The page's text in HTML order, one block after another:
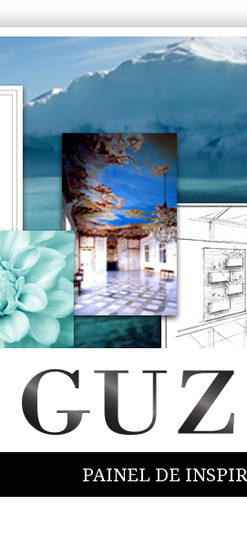
PAINEL DE